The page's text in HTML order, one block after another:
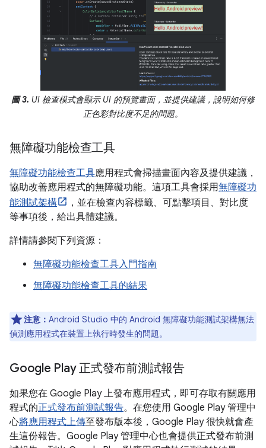
圖 3. UI 檢查模式會顯示 UI 的預覽畫面，並提供建議，說明如何修
正色彩對比度不足的問題。
無障礙功能檢查工具
無障礙功能檢查工具應用程式會掃描畫面內容及提供建議，
協助改善應用程式的無障礙功能。這項工具會採用無障礙功
能測試架構
，並在檢查內容標籤、可點擊項目、對比度
等事項後，給出具體建議。
詳情請參閱下列資源：
無障礙功能檢查工具入門指南
無障礙功能檢查工具的結果
注意： Android Studio 中的 Android 無障礙功能測試架構無法
偵測應用程式在裝置上執行時發生的問題。
Google Play 正式發布前測試報告
如果您在 Google Play 上發布應用程式，即可存取有關應用
程式的正式發布前測試報告。在您使用 Google Play 管理中
心將應用程式上傳至發布版本後，Google Play 很快就會產
生這份報告。Google Play 管理中心也會提供正式發布前測